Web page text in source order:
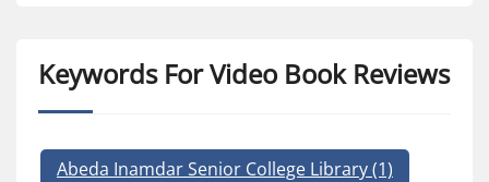
Keywords For Video Book Reviews
Abeda Inamdar Senior College Library(1)